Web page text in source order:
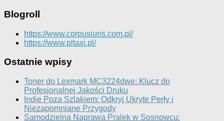
Blogroll
https://www.corpusiuris.com.pl/
https://www.pltaxi.pl/
Ostatnie wpisy
Toner do Lexmark MC3224dwe: Klucz do
Profesjonalnej Jakości Druku
Indie Poza Szlakiem: Odkryj Ukryte Perły i
Niezapomniane Przygody
Samodzielna Naprawa Pralek w Sosnowcu: